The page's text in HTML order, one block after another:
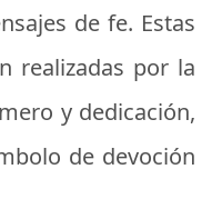
de fe. Estas
realizadas por la
y dedicación,
de devoción